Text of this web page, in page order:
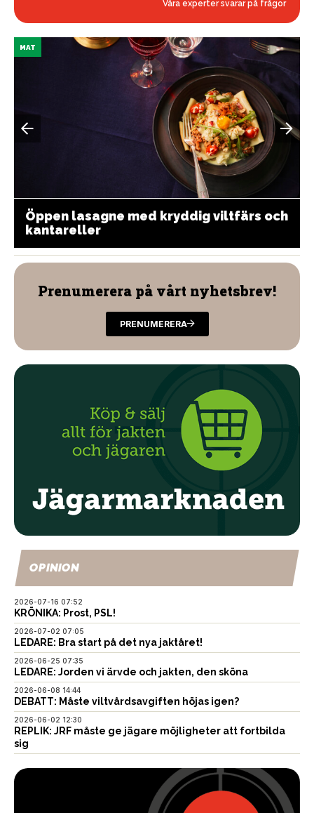
Våra experter svarar på frågor
MAT
Öppen lasagne med kryddig viltfärs och
kantareller
Prenumerera på vårt nyhetsbrev!
PRENUMERERA
OPINION
2026-07-16 07:52
KRÖNIKA: Prost, PSL!
2026-07-02 07:05
LEDARE: Bra start på det nya jaktåret!
2026-06-25 07:35
LEDARE: Jorden vi ärvde och jakten, den sköna
2026-06-08 14:44
DEBATT: Måste viltvårdsavgiften höjas igen?
2026-06-02 12:30
REPLIK: JRF måste ge jägare möjligheter att fortbilda
sig